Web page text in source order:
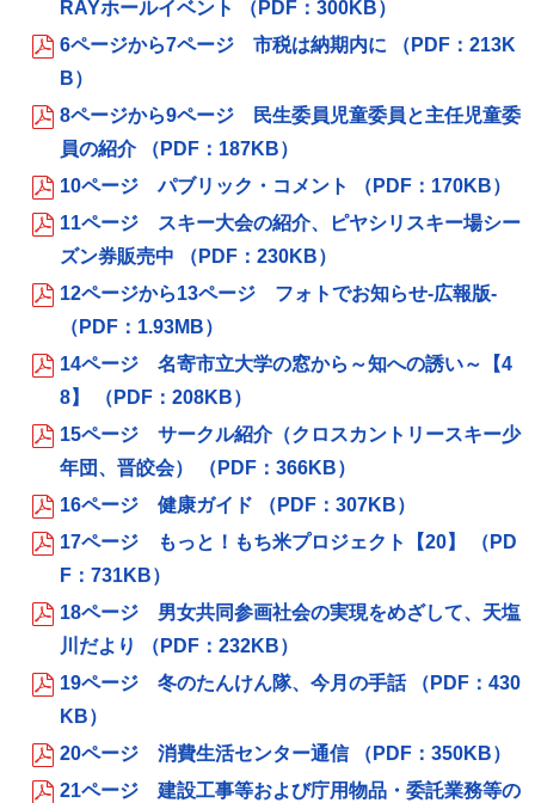
RAYホールイベント （PDF：300KB）
6ページから7ページ 市税は納期内に （PDF：213K
B）
8ページから9ページ 民生委員児童委員と主任児童委
員の紹介 （PDF：187KB）
10ページ パブリック・コメント （PDF：170KB）
11ページ スキー大会の紹介、ピヤシリスキー場シー
ズン券販売中 （PDF：230KB）
12ページから13ページ フォトでお知らせ‐広報版‐
（PDF：1.93MB）
14ページ 名寄市立大学の窓から～知への誘い～【4
8】 （PDF：208KB）
15ページ サークル紹介（クロスカントリースキー少
年団、晋皎会） （PDF：366KB）
16ページ 健康ガイド （PDF：307KB）
17ページ もっと！もち米プロジェクト【20】 （PD
F：731KB）
18ページ 男女共同参画社会の実現をめざして、天塩
川だより （PDF：232KB）
19ページ 冬のたんけん隊、今月の手話 （PDF：430
KB）
20ページ 消費生活センター通信 （PDF：350KB）
21ページ 建設工事等および庁用物品・委託業務等の